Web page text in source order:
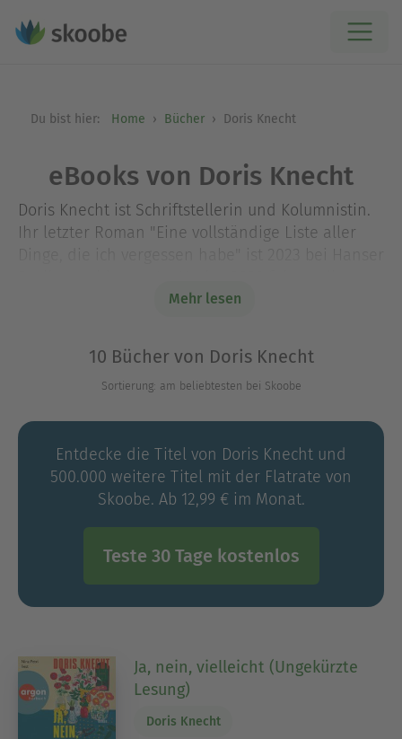
Du bist hier: Home Bücher Doris Knecht
eBooks von Doris Knecht
Doris Knecht ist Schriftstellerin und Kolumnistin.
Ihr letzter Roman "Eine vollständige Liste aller
Verfilmung ihres Romans "Wald" in den Kinos
Mehr lesen
10 Bücher von Doris Knecht
Sortierung: am beliebtesten bei Skoobe
Entdecke die Titel von Doris Knecht und
500.000 weitere Titel mit der Flatrate von
Skoobe. Ab 12,99 € im Monat.
Teste 30 Tage kostenlos
Ja, nein, vielleicht (Ungekürzte
Lesung)
Doris Knecht